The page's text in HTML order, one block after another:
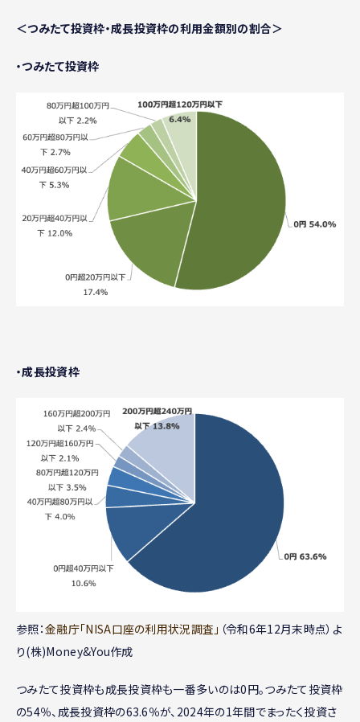
＜つみたて投資枠・成長投資枠の利用金額別の割合＞
・つみたて投資枠
・成長投資枠
参照：金融庁「NISA口座の利用状況調査」 （令和6年12月末時点）よ
り(株)Money&You作成
つみたて投資枠も成長投資枠も一番多いのは0円。つみたて投資枠
の54％、成長投資枠の63.6％が、2024年の1年間でまったく投資さ